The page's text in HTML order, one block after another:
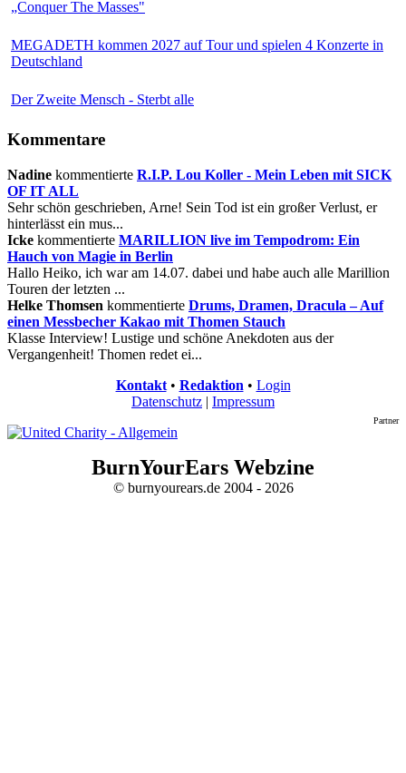
„Conquer The Masses"
MEGADETH kommen 2027 auf Tour und spielen 4 Konzerte in
Deutschland
Der Zweite Mensch - Sterbt alle
Kommentare
Nadine kommentierte R.I.P. Lou Koller - Mein Leben mit SICK
OF IT ALL
Sehr schön geschrieben, Arne! Sein Tod ist ein großer Verlust, er
hinterlässt ein mus...
Icke kommentierte MARILLION live im Tempodrom: Ein
Hauch von Magie in Berlin
Hallo Heiko, ich war am 14.07. dabei und habe auch alle Marillion
Touren der letzten ...
Helke Thomsen kommentierte Drums, Dramen, Dracula – Auf
einen Messbecher Kakao mit Thomen Stauch
Klasse Interview! Lustige und schöne Anekdoten aus der
Vergangenheit! Thomen redet ei...
Kontakt• Redaktion • Login
Datenschutz | Impressum
Partner
BurnYourEars Webzine
© burnyourears.de 2004 - 2026